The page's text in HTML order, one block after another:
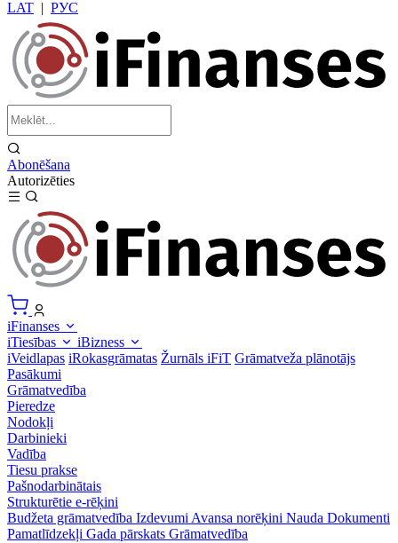
LAT | РУС
Abonēšana
Autorizēties
iFinanses
iTiesības
iBizness
iVeidlapas iRokasgrāmatas Žurnāls iFiT Grāmatveža plānotājs
Pasākumi
Grāmatvedība
Pieredze
Nodokļi
Darbinieki
Vadība
Tiesu prakse
Pašnodarbinātais
Strukturētie e-rēķini
Budžeta grāmatvedība Izdevumi Avansa norēķini Nauda Dokumenti
Pamatlīdzekļi Gada pārskats Grāmatvedība